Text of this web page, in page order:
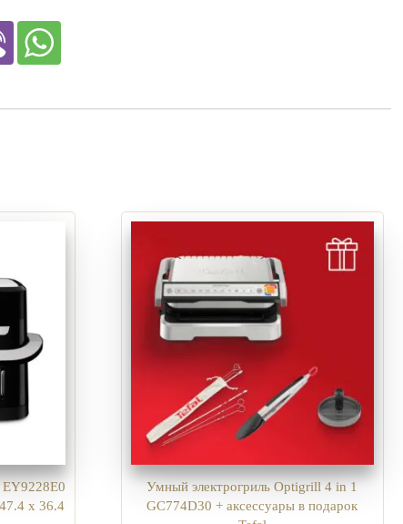
x 36.4
Умный электрогриль Optigrill 4 in 1
GC774D30 + аксессуары в подарок